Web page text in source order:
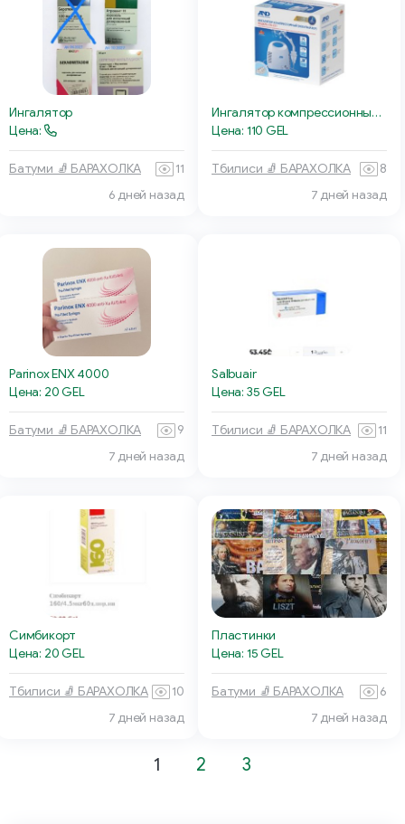
Ингалятор
Цена:
Батуми 🧦 БАРАХОЛКА
11
6 дней назад
Ингалятор компрессионный небулайзер
Цена: 110 GEL
Тбилиси 🧦 БАРАХОЛКА
8
7 дней назад
Parinox ENX 4000
Цена: 20 GEL
Батуми 🧦 БАРАХОЛКА
9
7 дней назад
Salbuair
Цена: 35 GEL
Тбилиси 🧦 БАРАХОЛКА
11
7 дней назад
Симбикорт
Цена: 20 GEL
Тбилиси 🧦 БАРАХОЛКА
10
7 дней назад
Пластинки
Цена: 15 GEL
Батуми 🧦 БАРАХОЛКА
6
7 дней назад
1 2 3